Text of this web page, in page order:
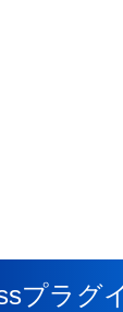
プラグ